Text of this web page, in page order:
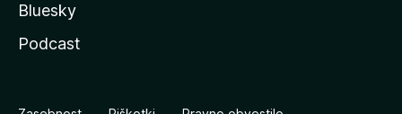
Bluesky
Podcast